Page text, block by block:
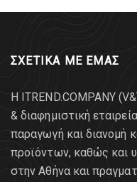
ΣΧΕΤΙΚΑ ΜΕ ΕΜΑΣ
Η ITREND.COMPANY
& διαφημιστική
παραγωγή και διανομή
προϊόντων, καθώς και
στην Αθήνα και